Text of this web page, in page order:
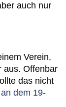
auch nur
Verein,
aus. Offenbar
das nicht
dem 19-